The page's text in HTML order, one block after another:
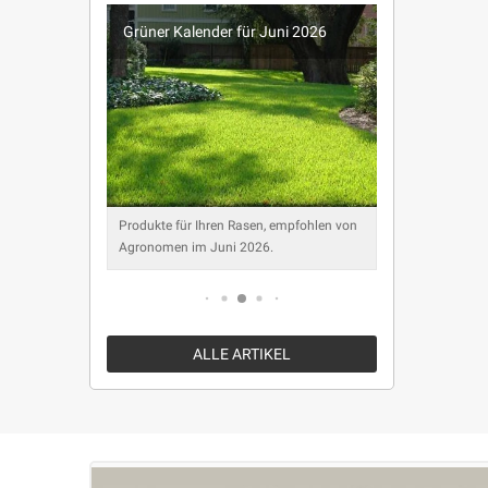
Grüner Kalender für Juni 2026
Produkte für Ihren Rasen, empfohlen von
Agronomen im Juni 2026.
ALLE ARTIKEL